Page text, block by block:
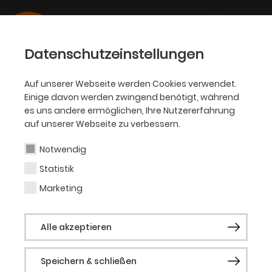
Datenschutzeinstellungen
Auf unserer Webseite werden Cookies verwendet.
Einige davon werden zwingend benötigt, während
es uns andere ermöglichen, Ihre Nutzererfahrung
auf unserer Webseite zu verbessern.
Notwendig
Statistik
Marketing
Alle akzeptieren
Speichern & schließen
29.09.2022 OPER
„Frédégonde“ vom Magazin
Opernwelt zur
Wiederentdeckung des Jahres
gekürt
Oper Dortmund erlangte zweitmeiste
Nennungen in der Kategorie „Opernhaus des
Jahres“